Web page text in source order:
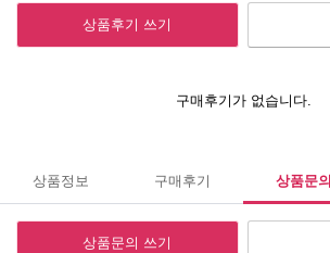
상품후기 쓰기
구매후기가 없습니다.
상품정보 구매후기 상품문의
상품문의 쓰기